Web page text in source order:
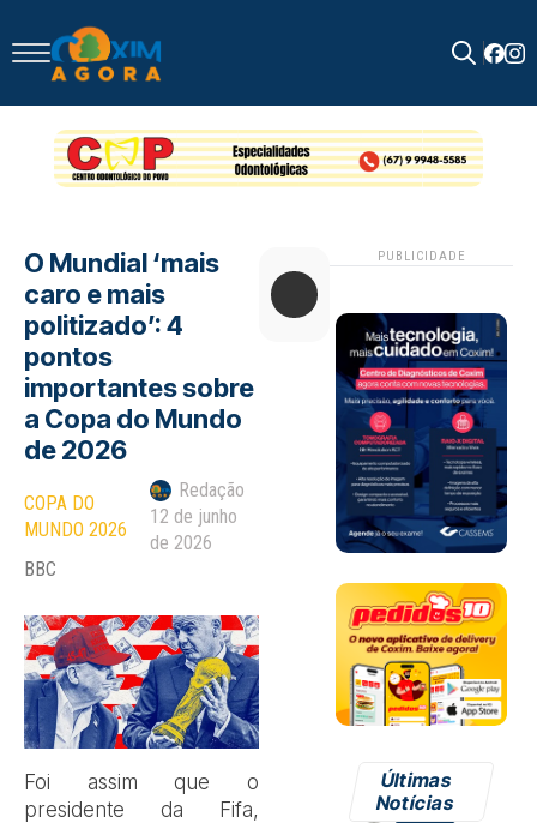
for:
O Mundial ‘mais
caro e mais
politizado’: 4
pontos
importantes sobre
a Copa do Mundo
de 2026
COPA DO
MUNDO 2026
Redação
12 de junho
de 2026
BBC
Foi assim que o
presidente da Fifa,
PUBLICIDADE
Últimas
Notícias